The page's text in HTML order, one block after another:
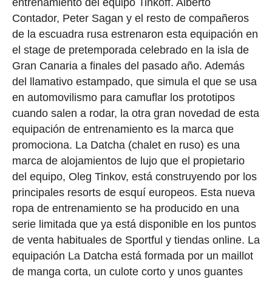
Contador, Peter Sagan y el resto de compañeros
de la escuadra rusa estrenaron esta equipación en
el stage de pretemporada celebrado en la isla de
Gran Canaria a finales del pasado año. Además
del llamativo estampado, que simula el que se usa
en automovilismo para camuflar los prototipos
cuando salen a rodar, la otra gran novedad de esta
equipación de entrenamiento es la marca que
promociona. La Datcha (chalet en ruso) es una
marca de alojamientos de lujo que el propietario
del equipo, Oleg Tinkov, está construyendo por los
principales resorts de esquí europeos. Esta nueva
ropa de entrenamiento se ha producido en una
serie limitada que ya está disponible en los puntos
de venta habituales de Sportful y tiendas online. La
equipación La Datcha está formada por un maillot
de manga corta, un culote corto y unos guantes